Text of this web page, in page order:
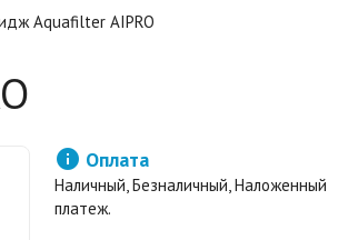
Aquafilter AIPRO
 Оплата
Наличный, Безналичный, Наложенный
платеж.